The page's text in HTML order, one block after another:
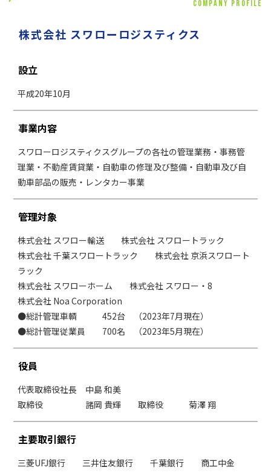
COMPANY PROFILE
株式会社 スワローロジスティクス
設立
平成20年10月
事業内容
スワローロジスティクスグループの各社の管理業務・事務管
理業・不動産賃貸業・自動車の修理及び整備・自動車及び自
動車部品の販売・レンタカー事業
管理対象
株式会社 スワロー輸送 株式会社 スワロートラック
株式会社 千葉スワロートラック 株式会社 京浜スワロート
ラック
株式会社 スワローホーム 株式会社 スワロー・8
株式会社 Noa Corporation
●総計管理車輌 452台 （2023年7月現在）
●総計管理従業員 700名 （2023年5月現在）
役員
代表取締役社長 中島 和美
取締役 諸岡 貴輝 取締役 菊澤 翔
主要取引銀行
三菱UFJ銀行 三井住友銀行 千葉銀行 商工中金